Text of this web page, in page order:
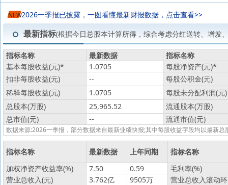
NEW2026一季报已披露，一图看懂最新财报数据，点击查看>>
最新指标(根据今日总股本计算所得，综合考虑分红送转、增发
指标名称 最新数据
指标名称
基本每股收益(元)* 1.0705 每股净资产(元)*
扣非每股收益(元)
--
每股公积金(元)
稀释每股收益(元)
1.0705
每股未分配利润(元)
总股本(万股)
25,965.52
流通股本(万股)
总市值(元)
-- 流通市值(元)
数据来源:2026一季报，部分数据来自最新业绩快报;其中每股收益字段均以最新
指标名称 最新数据 上年同期
指标名称
加权净资产收益率(%)
7.50 0.59
毛利率(%)
营业总收入(元)
3.762亿 9505万
营业总收入滚动